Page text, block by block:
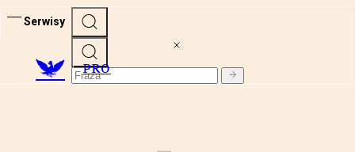
Serwisy
PRO